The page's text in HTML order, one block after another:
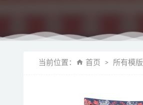
当前位置： 首页 所有模版